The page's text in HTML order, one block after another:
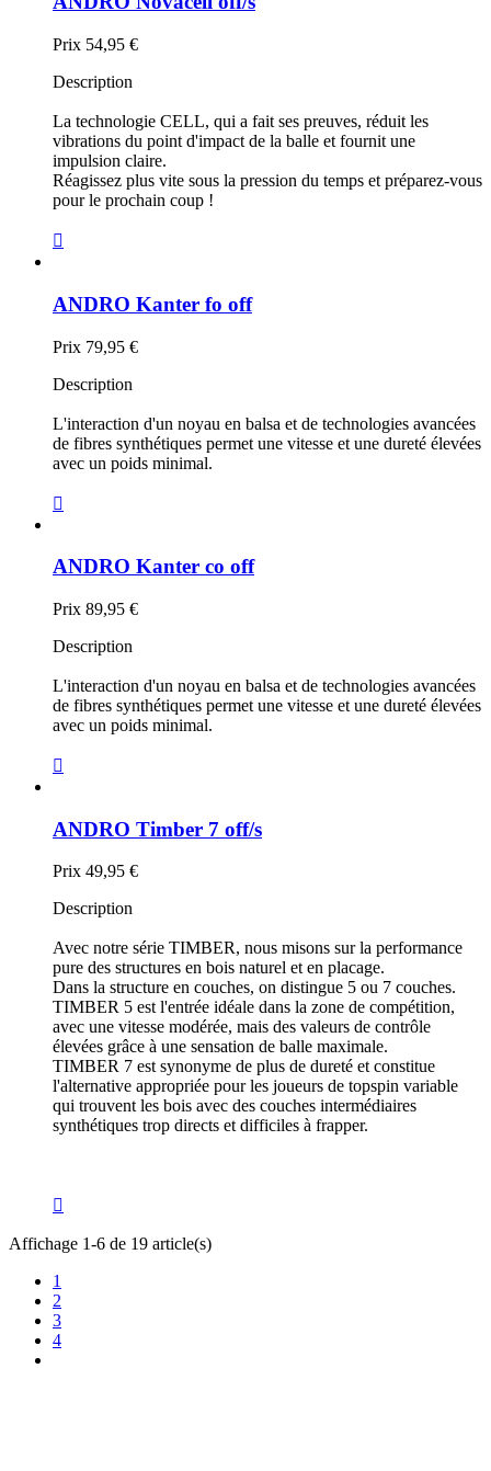
Prix 54,95 €
Description
La technologie CELL, qui a fait ses preuves, réduit les
vibrations du point d'impact de la balle et fournit une
impulsion claire.
Réagissez plus vite sous la pression du temps et préparez-vous
pour le prochain coup !

ANDRO Kanter fo off
Prix 79,95 €
Description
L'interaction d'un noyau en balsa et de technologies avancées
de fibres synthétiques permet une vitesse et une dureté élevées
avec un poids minimal.

ANDRO Kanter co off
Prix 89,95 €
Description
L'interaction d'un noyau en balsa et de technologies avancées
de fibres synthétiques permet une vitesse et une dureté élevées
avec un poids minimal.

ANDRO Timber 7 off/s
Prix 49,95 €
Description
Avec notre série TIMBER, nous misons sur la performance
pure des structures en bois naturel et en placage.
Dans la structure en couches, on distingue 5 ou 7 couches.
TIMBER 5 est l'entrée idéale dans la zone de compétition,
avec une vitesse modérée, mais des valeurs de contrôle
élevées grâce à une sensation de balle maximale.
TIMBER 7 est synonyme de plus de dureté et constitue
l'alternative appropriée pour les joueurs de topspin variable
qui trouvent les bois avec des couches intermédiaires
synthétiques trop directs et difficiles à frapper.

Affichage 1-6 de 19 article(s)
1
2
3
4